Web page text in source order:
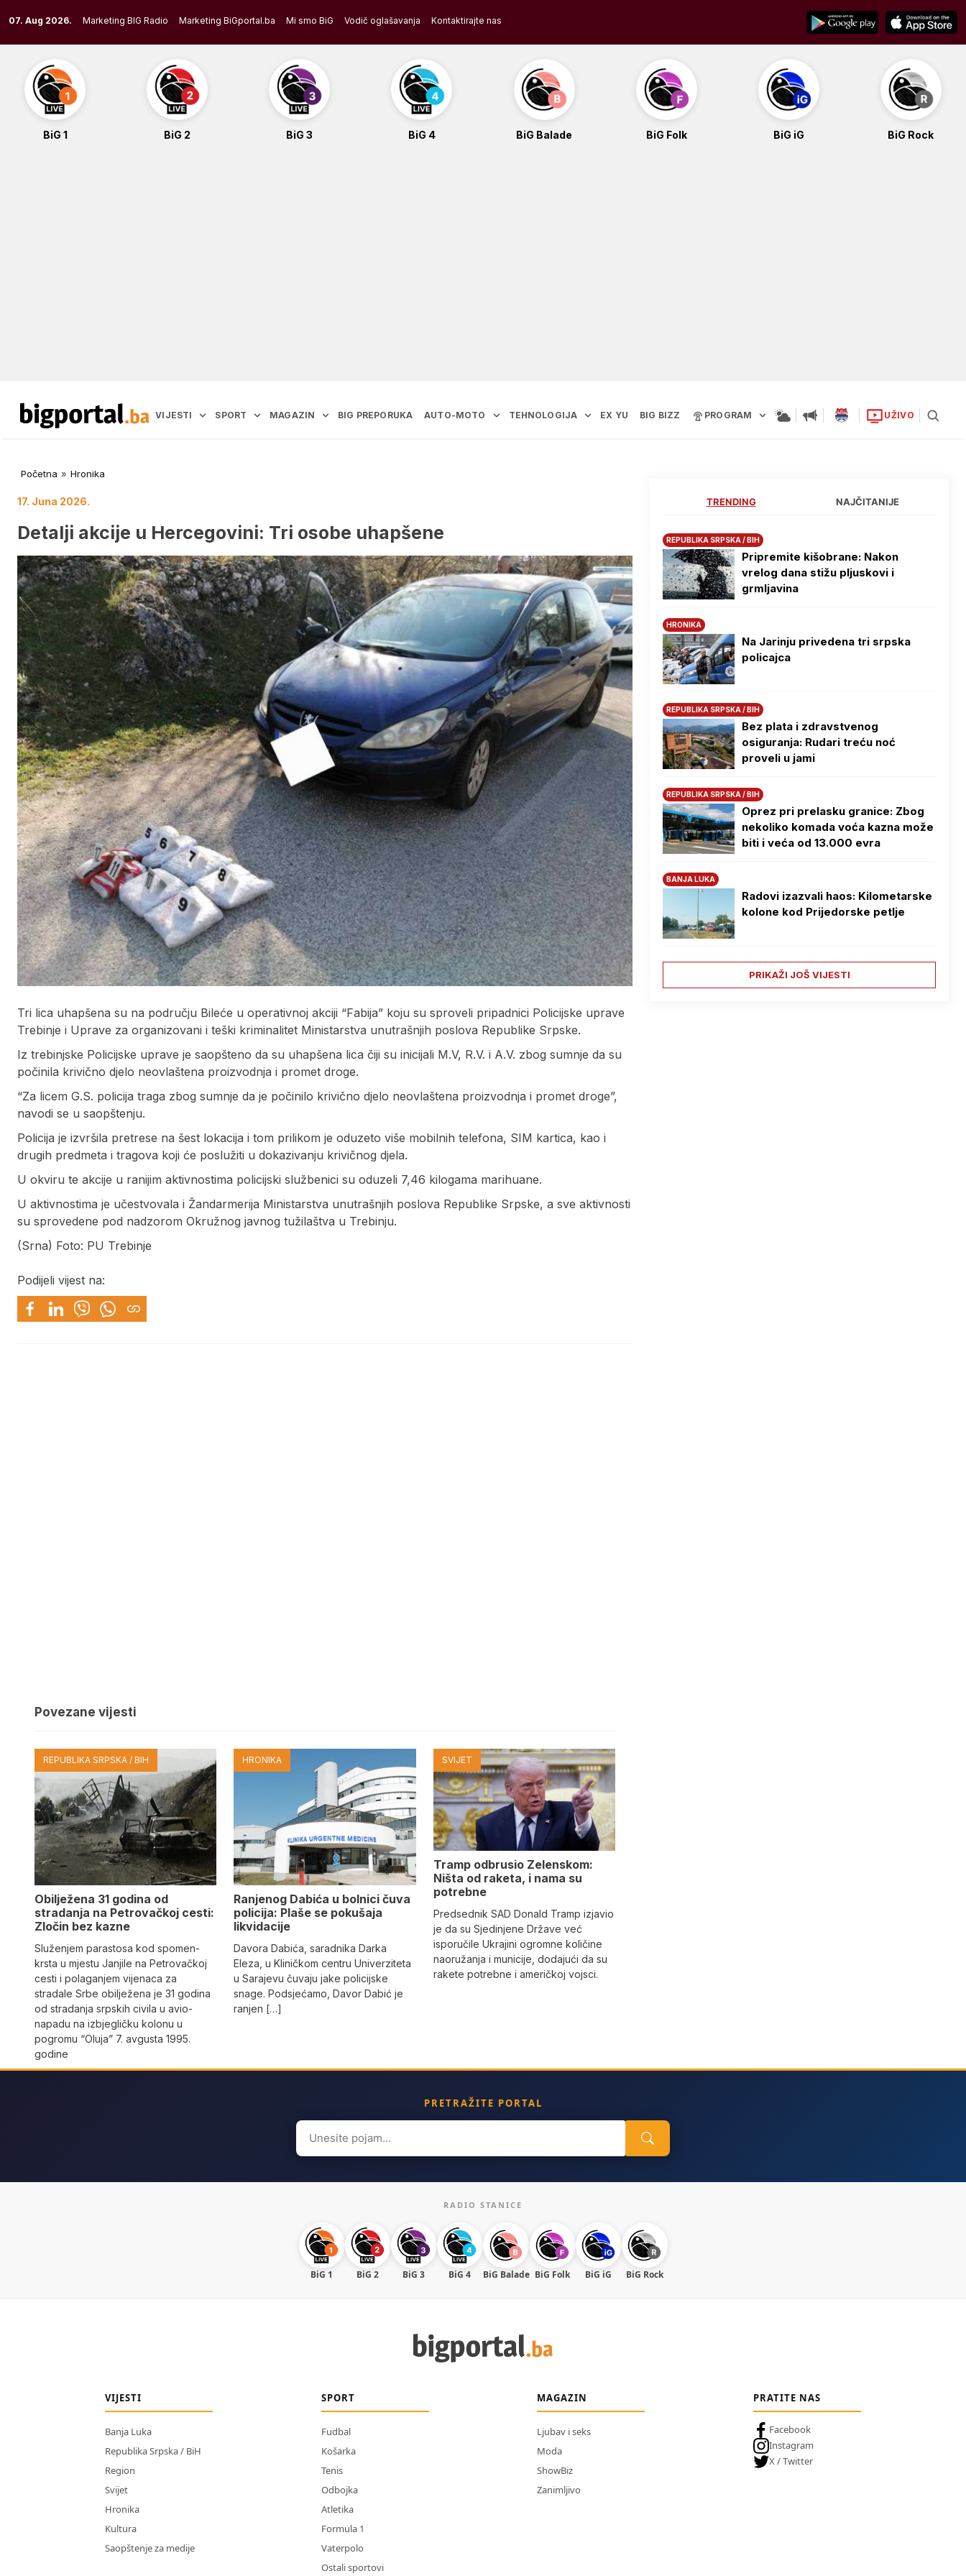
to
content
07. Aug 2026. Marketing BIG Radio Marketing BiGportal.ba Mi smo BiG Vodič oglašavanja Kontaktirajte nas
BiG 1 BiG 2 BiG 3 BiG 4 BiG Balade BiG Folk BiG iG BiG Rock
VIJESTI SPORT MAGAZIN BIG PREPORUKA AUTO-MOTO TEHNOLOGIJA EX YU BIG BIZZ PROGRAM UŽIVO
Početna » Hronika
17. Juna 2026.
Detalji akcije u Hercegovini: Tri osobe uhapšene
Tri lica uhapšena su na području Bileće u operativnoj akciji “Fabija” koju su sproveli pripadnici Policijske uprave
Trebinje i Uprave za organizovani i teški kriminalitet Ministarstva unutrašnjih poslova Republike Srpske.
Iz trebinjske Policijske uprave je saopšteno da su uhapšena lica čiji su inicijali M.V, R.V. i A.V. zbog sumnje da su
počinila krivično djelo neovlaštena proizvodnja i promet droge.
“Za licem G.S. policija traga zbog sumnje da je počinilo krivično djelo neovlaštena proizvodnja i promet droge”,
navodi se u saopštenju.
Policija je izvršila pretrese na šest lokacija i tom prilikom je oduzeto više mobilnih telefona, SIM kartica, kao i
drugih predmeta i tragova koji će poslužiti u dokazivanju krivičnog djela.
U okviru te akcije u ranijim aktivnostima policijski službenici su oduzeli 7,46 kilogama marihuane.
U aktivnostima je učestvovala i Žandarmerija Ministarstva unutrašnjih poslova Republike Srpske, a sve aktivnosti
su sprovedene pod nadzorom Okružnog javnog tužilaštva u Trebinju.
(Srna) Foto: PU Trebinje
Podijeli vijest na:
Povezane vijesti
REPUBLIKA SRPSKA / BIH
Obilježena 31 godina od
stradanja na Petrovačkoj cesti:
Zločin bez kazne
Služenjem parastosa kod spomen-
krsta u mjestu Janjile na Petrovačkoj
cesti i polaganjem vijenaca za
stradale Srbe obilježena je 31 godina
od stradanja srpskih civila u avio-
napadu na izbjegličku kolonu u
pogromu “Oluja” 7. avgusta 1995.
godine
HRONIKA
Ranjenog Dabića u bolnici čuva
policija: Plaše se pokušaja
likvidacije
Davora Dabića, saradnika Darka
Eleza, u Kliničkom centru Univerziteta
u Sarajevu čuvaju jake policijske
snage. Podsjećamo, Davor Dabić je
ranjen […]
SVIJET
Tramp odbrusio Zelenskom:
Ništa od raketa, i nama su
potrebne
Predsednik SAD Donald Tramp izjavio
je da su Sjedinjene Države već
isporučile Ukrajini ogromne količine
naoružanja i municije, dodajući da su
rakete potrebne i američkoj vojsci.
TRENDING NAJČITANIJE
REPUBLIKA SRPSKA / BIH
Pripremite kišobrane: Nakon
vrelog dana stižu pljuskovi i
grmljavina
HRONIKA
Na Јarinju privedena tri srpska
policajca
REPUBLIKA SRPSKA / BIH
Bez plata i zdravstvenog
osiguranja: Rudari treću noć
proveli u jami
REPUBLIKA SRPSKA / BIH
Oprez pri prelasku granice: Zbog
nekoliko komada voća kazna može
biti i veća od 13.000 evra
BANJA LUKA
Radovi izazvali haos: Kilometarske
kolone kod Prijedorske petlje
PRIKAŽI JOŠ VIJESTI
PRETRAŽITE PORTAL
Search
for:
RADIO STANICE
BiG 1 BiG 2 BiG 3 BiG 4 BiG Balade BiG Folk BiG iG BiG Rock
VIJESTI
Banja Luka
Republika Srpska / BiH
Region
Svijet
Hronika
Kultura
Saopštenje za medije
SPORT
Fudbal
Košarka
Tenis
Odbojka
Atletika
Formula 1
Vaterpolo
Ostali sportovi
MAGAZIN
Ljubav i seks
Moda
ShowBiz
Zanimljivo
PRATITE NAS
Facebook
Instagram
X / Twitter